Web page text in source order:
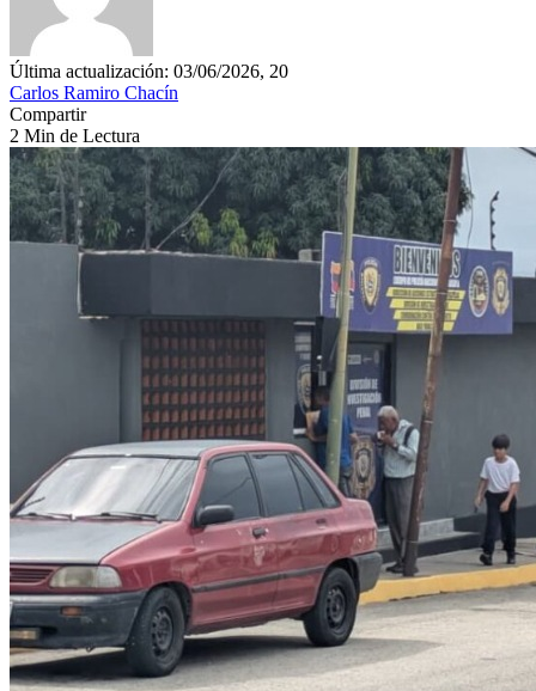
Última actualización: 03/06/2026, 20
Carlos Ramiro Chacín
Compartir
2 Min de Lectura